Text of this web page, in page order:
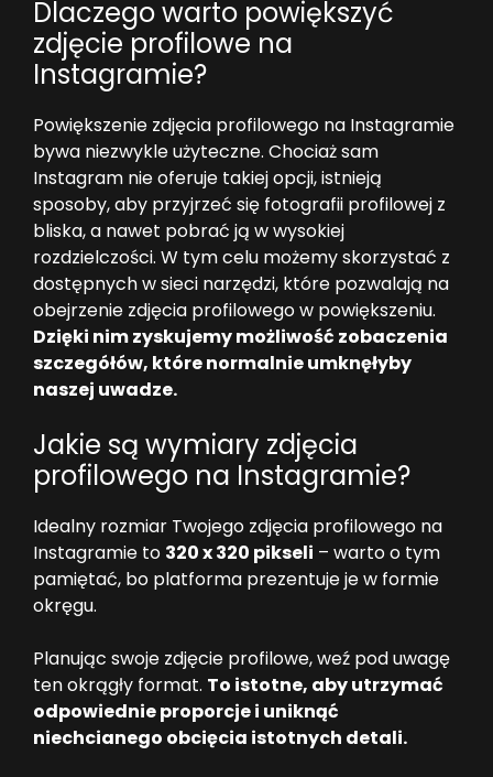
Dlaczego warto powiększyć
zdjęcie profilowe na
Instagramie?
Powiększenie zdjęcia profilowego na Instagramie
bywa niezwykle użyteczne. Chociaż sam
Instagram nie oferuje takiej opcji, istnieją
sposoby, aby przyjrzeć się fotografii profilowej z
bliska, a nawet pobrać ją w wysokiej
rozdzielczości. W tym celu możemy skorzystać z
dostępnych w sieci narzędzi, które pozwalają na
obejrzenie zdjęcia profilowego w powiększeniu.
Dzięki nim zyskujemy możliwość zobaczenia
szczegółów, które normalnie umknęłyby
naszej uwadze.
Jakie są wymiary zdjęcia
profilowego na Instagramie?
Idealny rozmiar Twojego zdjęcia profilowego na
Instagramie to 320 x 320 pikseli – warto o tym
pamiętać, bo platforma prezentuje je w formie
okręgu.
Planując swoje zdjęcie profilowe, weź pod uwagę
ten okrągły format. To istotne, aby utrzymać
odpowiednie proporcje i uniknąć
niechcianego obcięcia istotnych detali.